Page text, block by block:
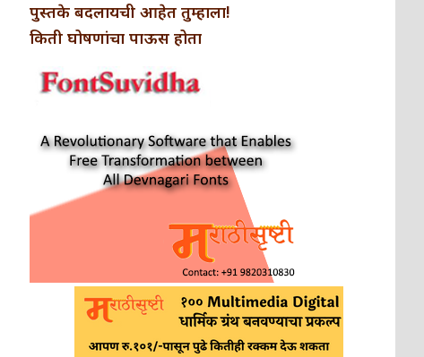
पुस्तके बदलायची आहेत तुम्हाला!
किती घोषणांचा पाऊस होता